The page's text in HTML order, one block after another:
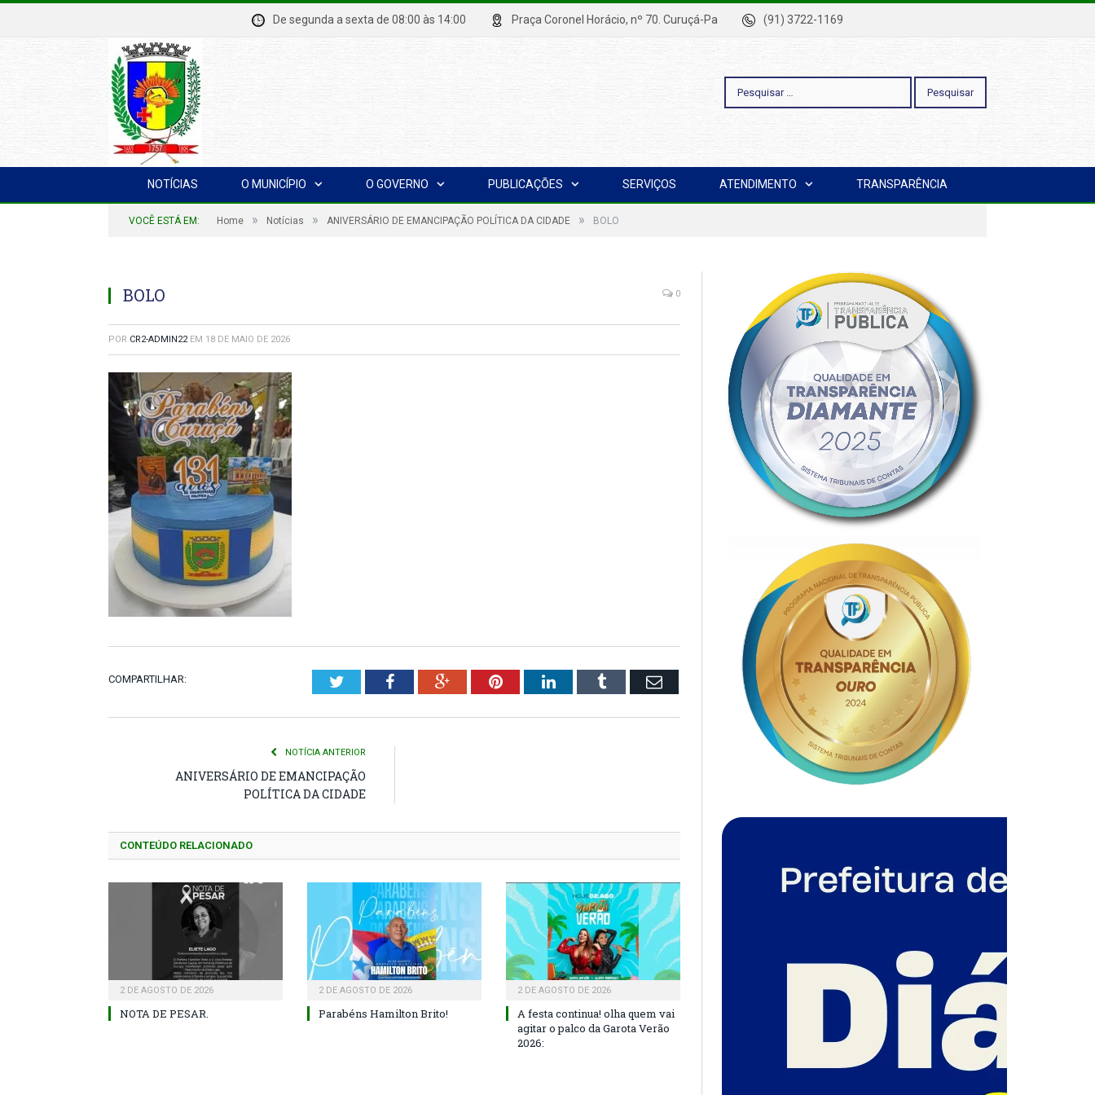
De segunda a sexta de 08:00 às 14:00 Praça Coronel Horácio, nº 70. Curuçá-Pa (91) 3722-1169
Pesquisar
por:
NOTÍCIAS O MUNICÍPIO O GOVERNO PUBLICAÇÕES SERVIÇOS ATENDIMENTO TRANSPARÊNCIA
VOCÊ ESTÁ EM: Home » Notícias » ANIVERSÁRIO DE EMANCIPAÇÃO POLÍTICA DA CIDADE » BOLO
BOLO 0
POR CR2-ADMIN22 EM 18 DE MAIO DE 2026
COMPARTILHAR: TwitterFacebookGoogle+PinterestLinkedInTumblr Email
NOTÍCIA ANTERIOR
ANIVERSÁRIO DE EMANCIPAÇÃO
POLÍTICA DA CIDADE
CONTEÚDO RELACIONADO
2 DE AGOSTO DE 2026
NOTA DE PESAR.
2 DE AGOSTO DE 2026
Parabéns Hamilton Brito!
2 DE AGOSTO DE 2026
A festa continua! olha quem vai
agitar o palco da Garota Verão
2026: